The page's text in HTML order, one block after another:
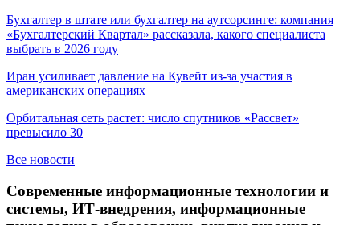
Бухгалтер в штате или бухгалтер на аутсорсинге: компания
«Бухгалтерский Квартал» рассказала, какого специалиста
выбрать в 2026 году
Иран усиливает давление на Кувейт из-за участия в
американских операциях
Орбитальная сеть растет: число спутников «Рассвет»
превысило 30
Все новости
Современные информационные технологии и
системы, ИТ-внедрения, информационные